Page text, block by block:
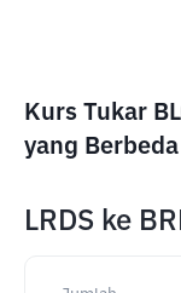
Kurs Tukar
yang Berbeda
LRDS ke